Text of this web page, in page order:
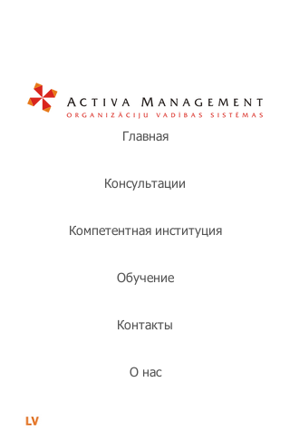
Главная
Консультации
Компетентная институция
Обучение
Контакты
О нас